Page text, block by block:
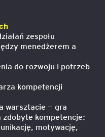
zespołu
menedżerem a
do rozwoju i potrzeb
kompetencji
warsztacie — gra
zdobyte kompetencje:
motywację,